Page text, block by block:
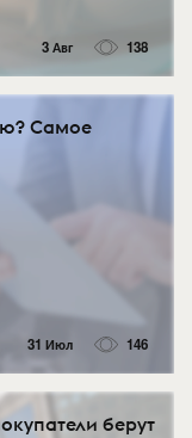
3 Авг 138
Самое
31 Июл 146
берут